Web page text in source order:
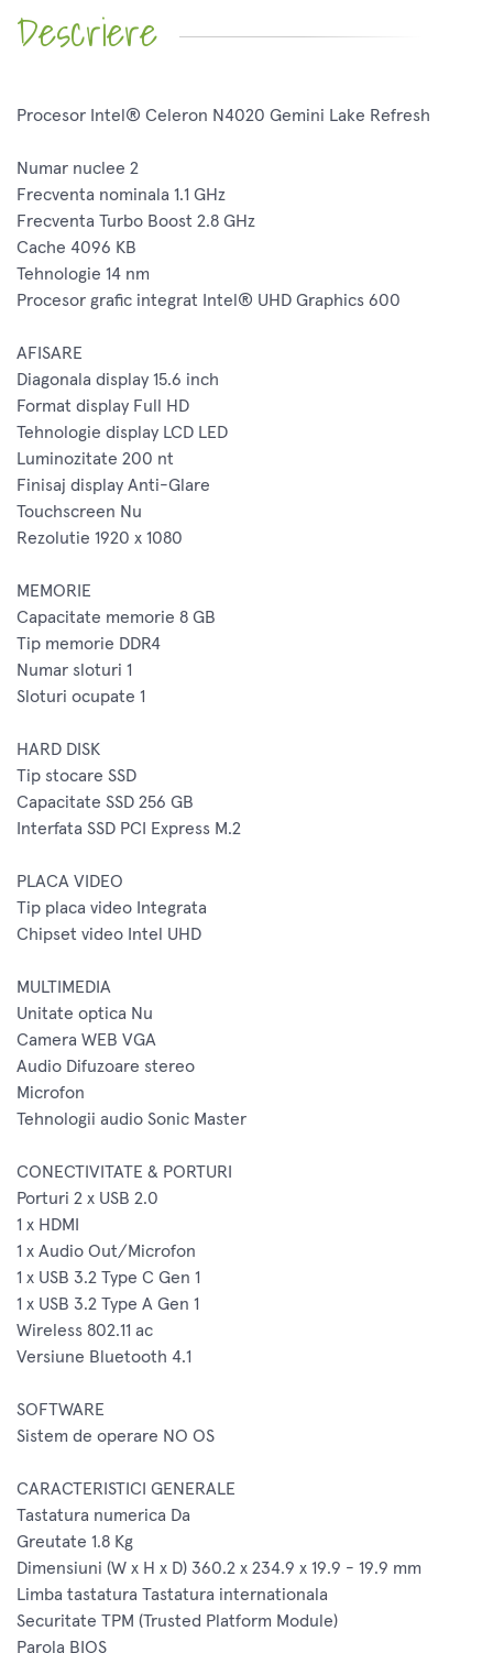
Descriere
Procesor Intel® Celeron N4020 Gemini Lake Refresh
Numar nuclee 2
Frecventa nominala 1.1 GHz
Frecventa Turbo Boost 2.8 GHz
Cache 4096 KB
Tehnologie 14 nm
Procesor grafic integrat Intel® UHD Graphics 600
AFISARE
Diagonala display 15.6 inch
Format display Full HD
Tehnologie display LCD LED
Luminozitate 200 nt
Finisaj display Anti-Glare
Touchscreen Nu
Rezolutie 1920 x 1080
MEMORIE
Capacitate memorie 8 GB
Tip memorie DDR4
Numar sloturi 1
Sloturi ocupate 1
HARD DISK
Tip stocare SSD
Capacitate SSD 256 GB
Interfata SSD PCI Express M.2
PLACA VIDEO
Tip placa video Integrata
Chipset video Intel UHD
MULTIMEDIA
Unitate optica Nu
Camera WEB VGA
Audio Difuzoare stereo
Microfon
Tehnologii audio Sonic Master
CONECTIVITATE & PORTURI
Porturi 2 x USB 2.0
1 x HDMI
1 x Audio Out/Microfon
1 x USB 3.2 Type C Gen 1
1 x USB 3.2 Type A Gen 1
Wireless 802.11 ac
Versiune Bluetooth 4.1
SOFTWARE
Sistem de operare NO OS
CARACTERISTICI GENERALE
Tastatura numerica Da
Greutate 1.8 Kg
Dimensiuni (W x H x D) 360.2 x 234.9 x 19.9 - 19.9 mm
Limba tastatura Tastatura internationala
Securitate TPM (Trusted Platform Module)
Parola BIOS